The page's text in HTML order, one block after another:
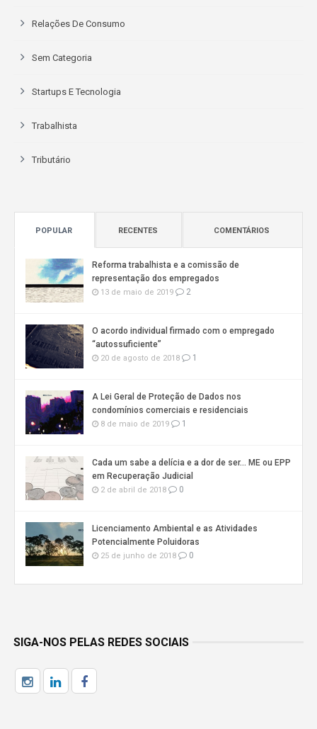
Relações De Consumo
Sem Categoria
Startups E Tecnologia
Trabalhista
Tributário
POPULAR RECENTES COMENTÁRIOS
Reforma trabalhista e a comissão de
representação dos empregados
13 de maio de 2019 2
O acordo individual firmado com o empregado
“autossuficiente”
20 de agosto de 2018 1
A Lei Geral de Proteção de Dados nos
condomínios comerciais e residenciais
8 de maio de 2019 1
Cada um sabe a delícia e a dor de ser… ME ou EPP
em Recuperação Judicial
2 de abril de 2018 0
Licenciamento Ambiental e as Atividades
Potencialmente Poluidoras
25 de junho de 2018 0
SIGA-NOS PELAS REDES SOCIAIS